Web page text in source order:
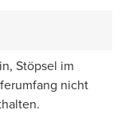
Stöpsel im
nicht